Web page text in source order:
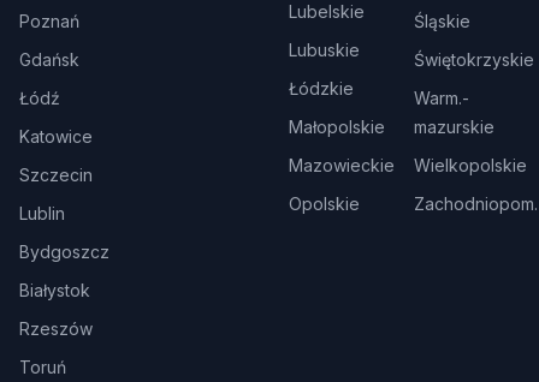
Poznań
Gdańsk
Łódź
Katowice
Szczecin
Lublin
Bydgoszcz
Białystok
Rzeszów
Toruń
Lubelskie
Lubuskie
Łódzkie
Małopolskie
Mazowieckie
Opolskie
Śląskie
Świętokrzyskie
Warm.-
mazurskie
Wielkopolskie
Zachodniopom.